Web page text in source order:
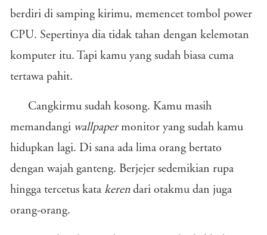
berdiri di samping kirimu, memencet tombol power
CPU. Sepertinya dia tidak tahan dengan kelemotan
komputer itu. Tapi kamu yang sudah biasa cuma
tertawa pahit.
Cangkirmu sudah kosong. Kamu masih
memandangi wallpapermonitor yang sudah kamu
hidupkan lagi. Di sana ada lima orang bertato
dengan wajah ganteng. Berjejer sedemikian rupa
hingga tercetus kata kerendari otakmu dan juga
orang-orang.